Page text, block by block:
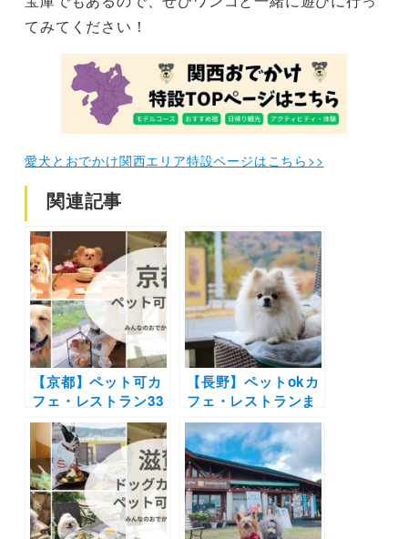
てみてください！
愛犬とおでかけ関西エリア特設ページはこちら>>
関連記事
【京都】ペット可カ
フェ・レストラン33
選！店内OKの和菓
子店やドッグラン付
きのカフェまとめ｜
実際のおでかけレポ
ート付き
【長野】ペットokカ
フェ・レストランま
とめ30選！| 自然豊
かな景色に包まれて
お蕎麦やピザを愛犬
と楽しもう♪